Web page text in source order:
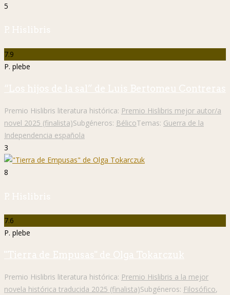
5
P. Hislibris
7.9
P. plebe
“Los hijos de la sal” de Luis Bertomeu Contreras
Premio Hislibris literatura histórica: Premio Hislibris mejor autor/a
novel 2025 (finalista)Subgéneros: BélicoTemas: Guerra de la
Independencia española
3
8
P. Hislibris
7.6
P. plebe
"Tierra de Empusas" de Olga Tokarczuk
Premio Hislibris literatura histórica: Premio Hislibris a la mejor
novela histórica traducida 2025 (finalista)Subgéneros: Filosófico,